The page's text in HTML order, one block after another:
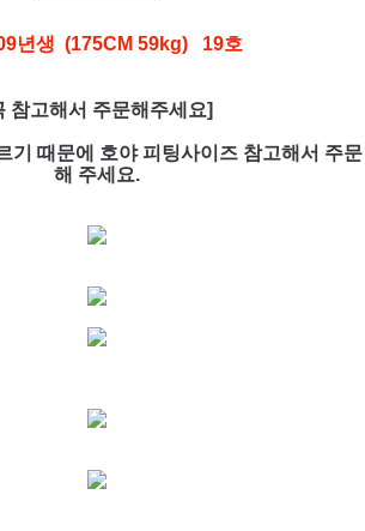
년생 (175CM 59kg) 19호
참고해서 주문해주세요]
기 때문에 호야 피팅사이즈 참고해서 주문
해 주세요.